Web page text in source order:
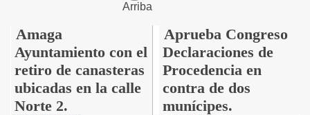
Arriba
Amaga
Ayuntamiento con el
retiro de canasteras
ubicadas en la calle
Norte 2.
Aprueba Congreso
Declaraciones de
Procedencia en
contra de dos
munícipes.